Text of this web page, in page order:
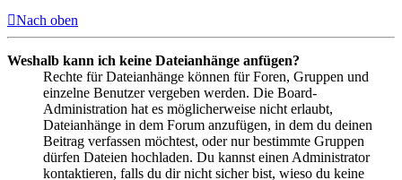
Nach oben
Weshalb kann ich keine Dateianhänge anfügen?
Rechte für Dateianhänge können für Foren, Gruppen und
einzelne Benutzer vergeben werden. Die Board-
Administration hat es möglicherweise nicht erlaubt,
Dateianhänge in dem Forum anzufügen, in dem du deinen
Beitrag verfassen möchtest, oder nur bestimmte Gruppen
dürfen Dateien hochladen. Du kannst einen Administrator
kontaktieren, falls du dir nicht sicher bist, wieso du keine